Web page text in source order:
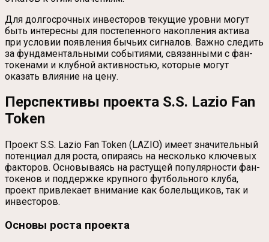
Для долгосрочных инвесторов текущие уровни могут
быть интересны для постепенного накопления актива
при условии появления бычьих сигналов. Важно следить
за фундаментальными событиями, связанными с фан-
токенами и клубной активностью, которые могут
оказать влияние на цену.
Перспективы проекта S.S. Lazio Fan
Token
Проект S.S. Lazio Fan Token (LAZIO) имеет значительный
потенциал для роста, опираясь на несколько ключевых
факторов. Основываясь на растущей популярности фан-
токенов и поддержке крупного футбольного клуба,
проект привлекает внимание как болельщиков, так и
инвесторов.
Основы роста проекта